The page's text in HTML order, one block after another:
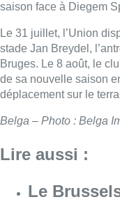
saison face à Diegem
Le 31 juillet, l’Union
stade Jan Breydel,
Bruges. Le 8 août, le
de sa nouvelle saison
déplacement sur le
Belga – Photo : Belga
Lire aussi :
Le